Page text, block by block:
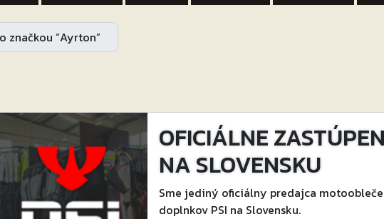
značkou “Ayrton”
OFICIÁLNE
NA SLOVENSKU
Sme jediný oficiálny predajca
doplnkov PSI na Slovensku.